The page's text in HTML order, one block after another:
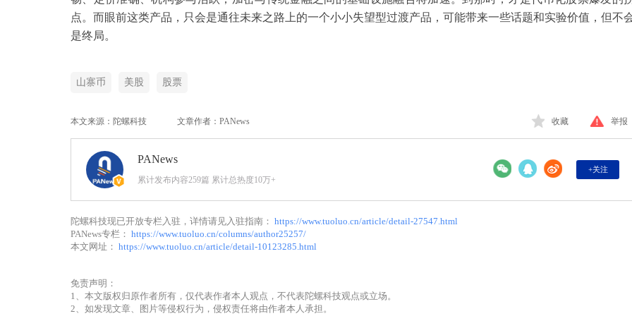
点。而眼前这类产品，只会是通往未来之路上的一个小小失望型过渡产品，可能带来一些话题和实验价值，但不
是终局。
山寨币 美股 股票
本文来源：陀螺科技 文章作者：PANews 收藏 举报
PANews
累计发布内容259篇 累计总热度10万+
+关注
陀螺科技现已开放专栏入驻，详情请见入驻指南： https://www.tuoluo.cn/article/detail-27547.html
PANews专栏： https://www.tuoluo.cn/columns/author25257/
本文网址： https://www.tuoluo.cn/article/detail-10123285.html
免责声明：
1、本文版权归原作者所有，仅代表作者本人观点，不代表陀螺科技观点或立场。
2、如发现文章、图片等侵权行为，侵权责任将由作者本人承担。